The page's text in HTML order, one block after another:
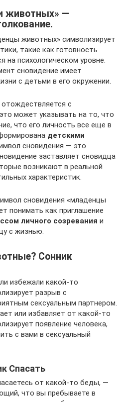
животных» —
животных» символизирует
такие как готовность
на психологическом уровне.
сновидение имеет
с детьми в его окружении.
с
может указывать на то, что
что его личность все еще в
детскими
сновидения — это
заставляет сновидца
возникают в реальной
характеристик.
сновидения «младенцы
понимать как приглашение
личного созревания и
с жизнью.
Сонник
избежали какой-то
разрыв с
сексуальным партнером.
или избавляет от какой-то
появление человека,
с вами в сексуальный
Спасать
от какой-то беды, —
что вы пребываете в